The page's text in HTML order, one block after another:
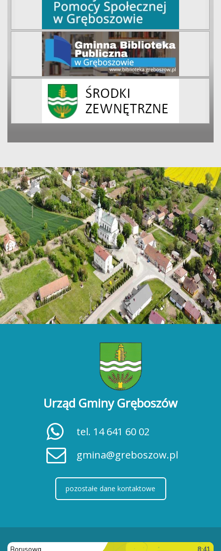
Urząd Gminy Gręboszów
tel. 14 641 60 02
gmina@greboszow.pl
pozostałe dane kontaktowe